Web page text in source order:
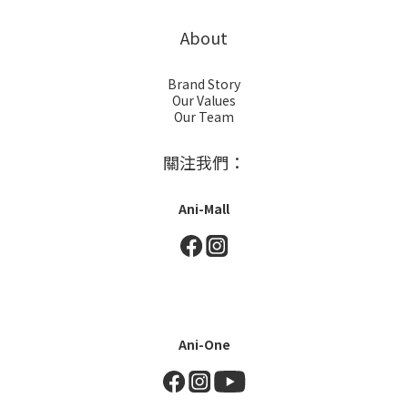
About
Brand Story
Our Values
Our Team
關注我們：
Ani-Mall
Ani-One